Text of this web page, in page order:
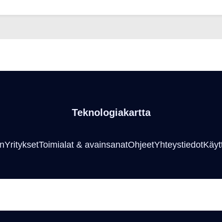
Teknologiakartta
YrityksetToimialat & avainsanatOhjeetYhteystiedot